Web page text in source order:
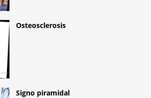
Osteosclerosis
Signo piramidal